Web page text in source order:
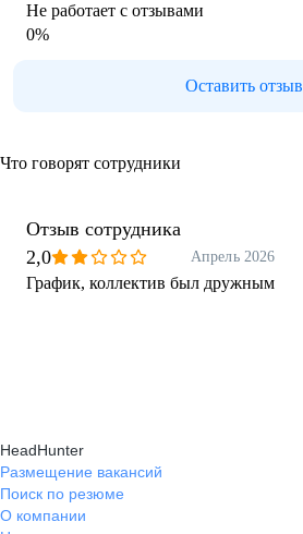
Не работает с отзывами
0%
Оставить отзыв
Что говорят сотрудники
Отзыв сотрудника
2,0
Апрель 2026
График, коллектив был дружным
HeadHunter
Размещение вакансий
Поиск по резюме
О компании